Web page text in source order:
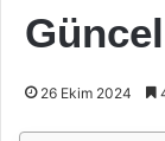
26 Ekim 2024